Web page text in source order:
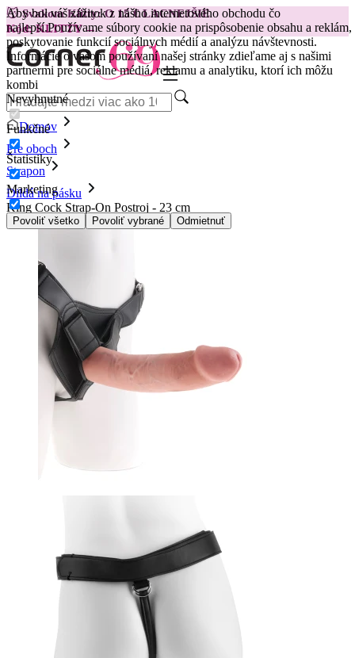
Aby bol váš zážitok z nášho internetového obchodu čo
najlepší.Používame súbory cookie na prispôsobenie obsahu a reklám,
poskytovanie funkcií sociálnych médií a analýzu návštevnosti.
Informácie o vašom používaní našej stránky zdieľame aj s našimi
partnermi pre sociálne médiá, reklamu a analytiku, ktorí ich môžu
kombi
Nevyhnutné
Funkčné
Štatistiky
Marketing
Povoliť všetko Povoliť vybrané Odmietnuť
😽Svakom Klitty: O 15 € LACNEJŠIE
Kód: KLITTY →
Domov
Pre oboch
Strapon
Dildá na pásku
King Cock Strap-On Postroj - 23 cm